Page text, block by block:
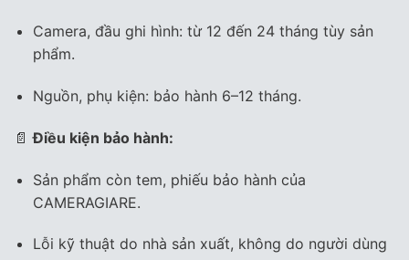
Camera, đầu ghi hình: từ 12 đến 24 tháng tùy sản
phẩm.
Nguồn, phụ kiện: bảo hành 6–12 tháng.
📄Điều kiện bảo hành:
Sản phẩm còn tem, phiếu bảo hành của
CAMERAGIARE.
Lỗi kỹ thuật do nhà sản xuất, không do người dùng